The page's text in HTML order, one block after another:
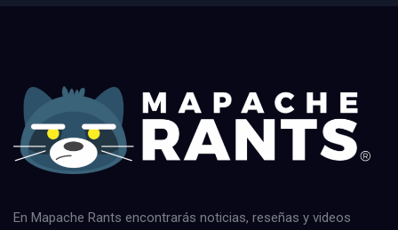
En Mapache Rants encontrarás noticias, reseñas y videos